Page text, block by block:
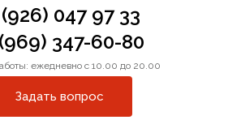
(926) 047 97 33
347-60-80
ежедневно с 10.00 до 20.00
Задать вопрос